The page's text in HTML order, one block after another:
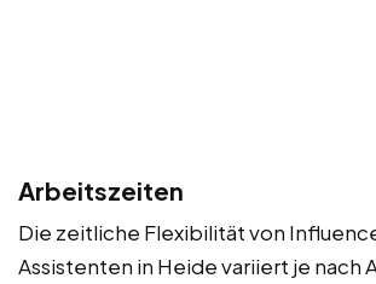
Arbeitszeiten
Die zeitliche Flexibilität von
Assistenten in Heide variiert je nach